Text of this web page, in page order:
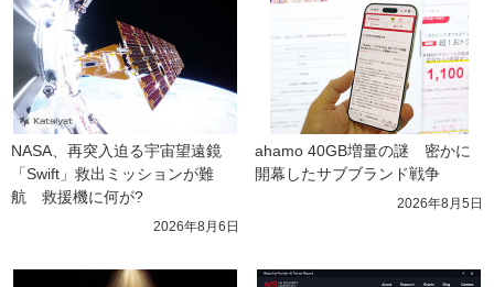
NASA、再突入迫る宇宙望遠鏡
「Swift」救出ミッションが難
航　救援機に何が?
2026年8月6日
ahamo 40GB増量の謎　密かに
開幕したサブブランド戦争
2026年8月5日